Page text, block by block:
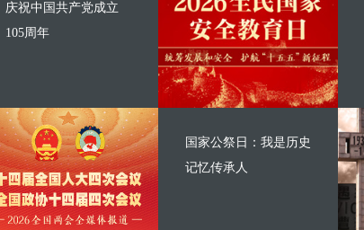
庆祝中国共产党成立
105周年
国家公祭日：我是历史
记忆传承人